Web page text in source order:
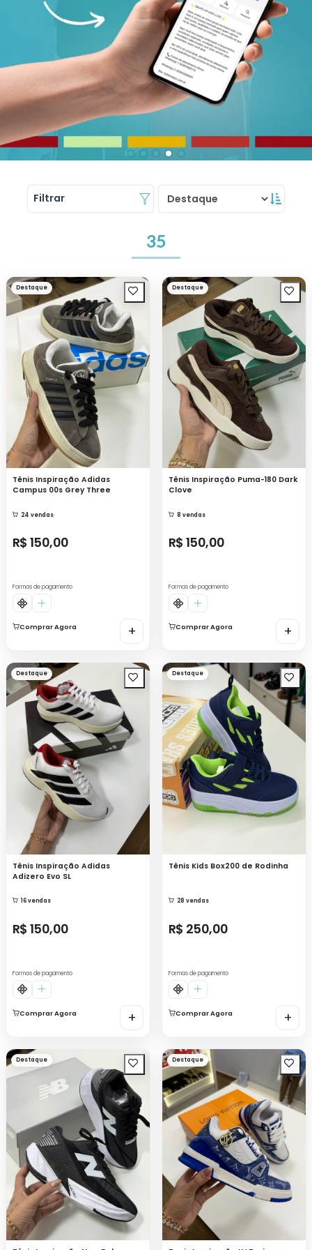
Filtrar
35
Destaque
Tênis Inspiração Adidas
Campus 00s Grey Three
24 vendas
R$ 150,00
Formas de pagamento
Comprar Agora +
Destaque
Tênis Inspiração Puma-180 Dark
Clove
8 vendas
R$ 150,00
Formas de pagamento
Comprar Agora +
Destaque
Tênis Inspiração Adidas
Adizero Evo SL
16 vendas
R$ 150,00
Formas de pagamento
Comprar Agora +
Destaque
Tênis Kids Box200 de Rodinha
28 vendas
R$ 250,00
Formas de pagamento
Comprar Agora +
Destaque Destaque